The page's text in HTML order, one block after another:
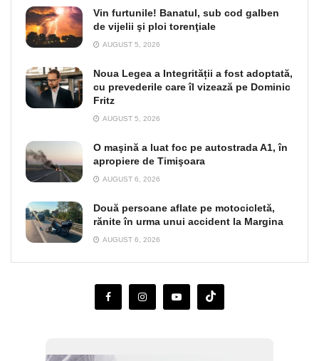
Vin furtunile! Banatul, sub cod galben
de vijelii şi ploi torenţiale
AUGUST 5, 2026
Noua Legea a Integrității a fost adoptată,
cu prevederile care îl vizează pe Dominic
Fritz
AUGUST 5, 2026
O maşină a luat foc pe autostrada A1, în
apropiere de Timişoara
AUGUST 6, 2026
Două persoane aflate pe motocicletă,
rănite în urma unui accident la Margina
AUGUST 6, 2026